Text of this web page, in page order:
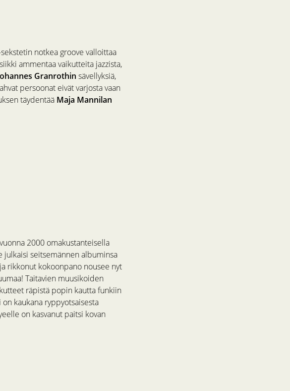
notkea groove valloittaa
ammentaa vaikutteita jazzista,
Granrothin sävellyksiä,
persoonat eivät varjosta vaan
täydentää Maja Mannilan
2000 omakustanteisella
julkaisi seitsemännen albuminsa
rikkonut kokoonpano nousee nyt
Taitavien muusikoiden
räpistä popin kautta funkiin
kaukana ryppyotsaisesta
on kasvanut paitsi kovan